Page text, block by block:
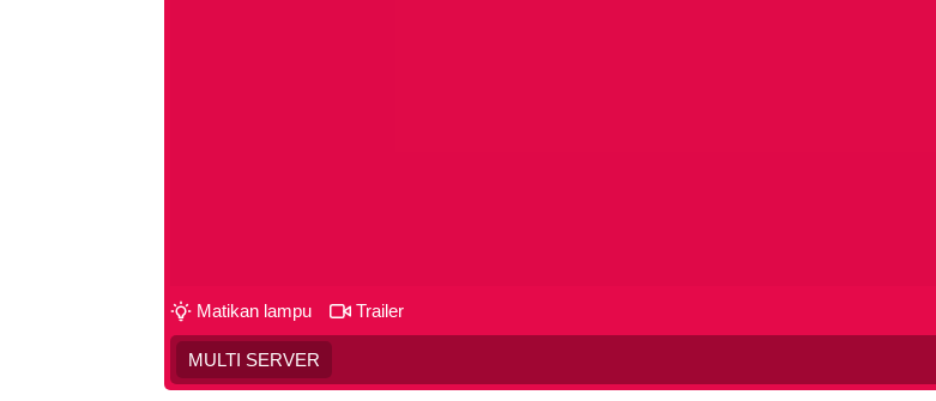
Matikan lampu Trailer
MULTI SERVER